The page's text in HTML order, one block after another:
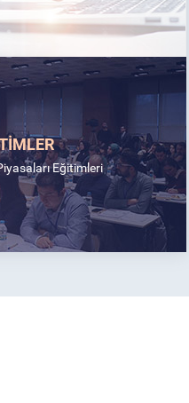
Eğitimleri